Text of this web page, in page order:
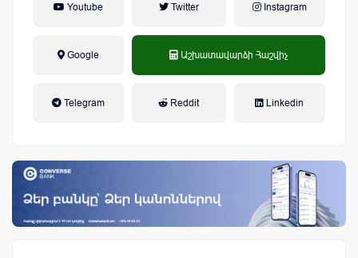
Youtube Twitter Instagram
Google Աշխատավարձի Հաշվիչ
Telegram Reddit Linkedin